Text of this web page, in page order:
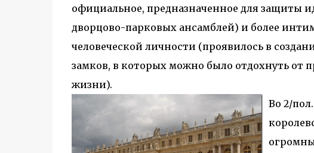
официальное, предназначенное для защиты
дворцово-парковых ансамблей) и более
человеческой личности (проявилось в
замков, в которых можно было отдохнуть
жизни).
Во 2/